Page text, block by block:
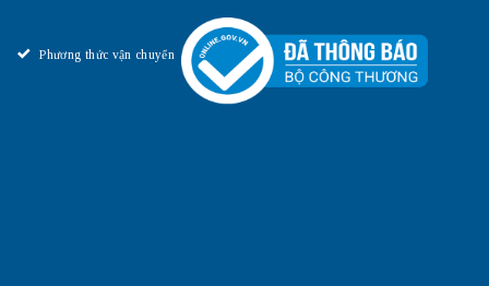
Phương thức vận chuyển